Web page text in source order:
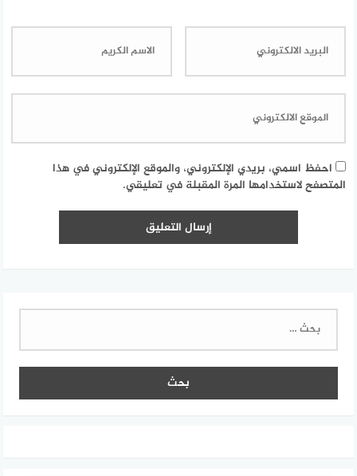
احفظ اسمي، بريدي الإلكتروني، والموقع الإلكتروني في هذا
المتصفح لاستخدامها المرة المقبلة في تعليقي.
البحث